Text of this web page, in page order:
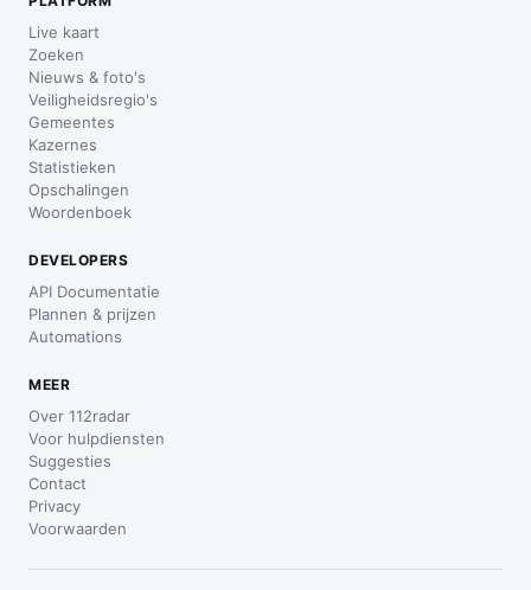
Live kaart
Zoeken
Nieuws & foto's
Veiligheidsregio's
Gemeentes
Kazernes
Statistieken
Opschalingen
Woordenboek
DEVELOPERS
API Documentatie
Plannen & prijzen
Automations
MEER
Over 112radar
Voor hulpdiensten
Suggesties
Contact
Privacy
Voorwaarden